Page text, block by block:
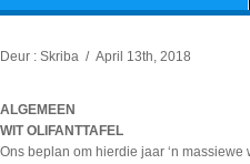
Deur : Skriba / April 13th, 2018
ALGEMEEN
WIT OLIFANTTAFEL
Ons beplan om hierdie jaar ‘n